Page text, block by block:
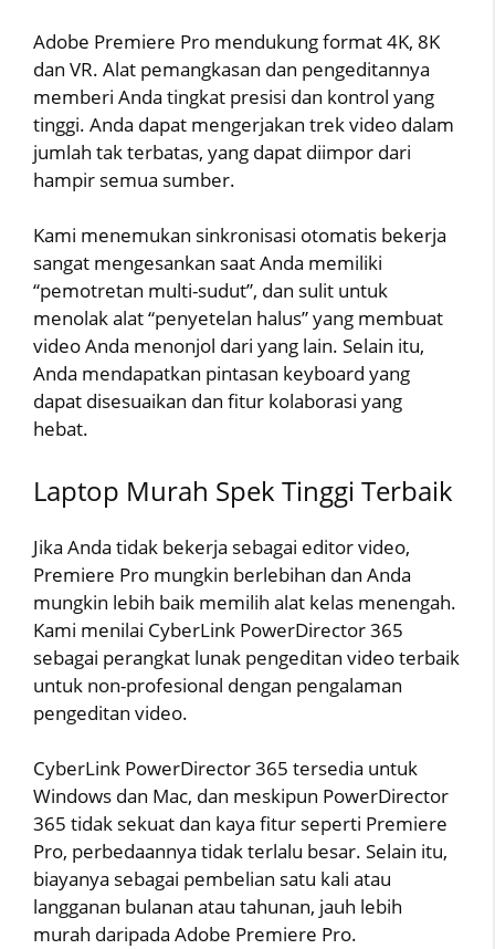
Adobe Premiere Pro mendukung format 4K, 8K
dan VR. Alat pemangkasan dan pengeditannya
memberi Anda tingkat presisi dan kontrol yang
tinggi. Anda dapat mengerjakan trek video dalam
jumlah tak terbatas, yang dapat diimpor dari
hampir semua sumber.
Kami menemukan sinkronisasi otomatis bekerja
sangat mengesankan saat Anda memiliki
“pemotretan multi-sudut”, dan sulit untuk
menolak alat “penyetelan halus” yang membuat
video Anda menonjol dari yang lain. Selain itu,
Anda mendapatkan pintasan keyboard yang
dapat disesuaikan dan fitur kolaborasi yang
hebat.
Laptop Murah Spek Tinggi Terbaik
Jika Anda tidak bekerja sebagai editor video,
Premiere Pro mungkin berlebihan dan Anda
mungkin lebih baik memilih alat kelas menengah.
Kami menilai CyberLink PowerDirector 365
sebagai perangkat lunak pengeditan video terbaik
untuk non-profesional dengan pengalaman
pengeditan video.
CyberLink PowerDirector 365 tersedia untuk
Windows dan Mac, dan meskipun PowerDirector
365 tidak sekuat dan kaya fitur seperti Premiere
Pro, perbedaannya tidak terlalu besar. Selain itu,
biayanya sebagai pembelian satu kali atau
langganan bulanan atau tahunan, jauh lebih
murah daripada Adobe Premiere Pro.